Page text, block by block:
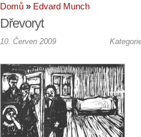
Domů » Edvard Munch
Dřevoryt
10. Červen 2009